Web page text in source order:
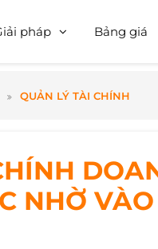
pháp Bảng giá
QUẢN LÝ TÀI CHÍNH
NHỜ